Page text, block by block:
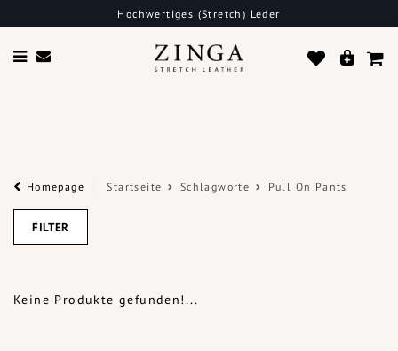
Hochwertiges (Stretch) Leder
Homepage Startseite Schlagworte Pull On Pants
FILTER
Keine Produkte gefunden!...